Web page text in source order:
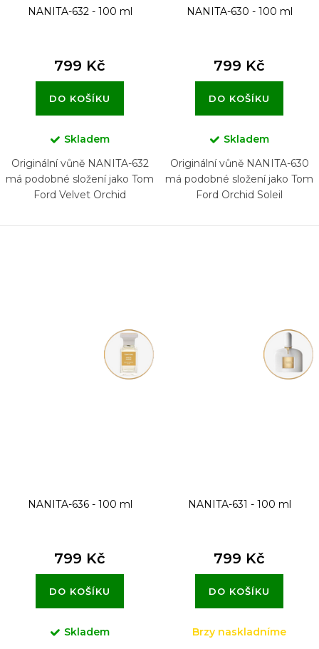
NANITA-632 - 100 ml
799 Kč
DO KOŠÍKU
Skladem
Originální vůně NANITA-632
má podobné složení jako Tom
Ford Velvet Orchid
NANITA-630 - 100 ml
799 Kč
DO KOŠÍKU
Skladem
Originální vůně NANITA-630
má podobné složení jako Tom
Ford Orchid Soleil
NANITA-636 - 100 ml
799 Kč
DO KOŠÍKU
Skladem
NANITA-631 - 100 ml
799 Kč
DO KOŠÍKU
Brzy naskladníme